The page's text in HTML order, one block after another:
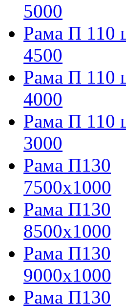
5000
Рама П 110
4500
Рама П 110
4000
Рама П 110
3000
Рама П130
7500х1000
Рама П130
8500х1000
Рама П130
9000х1000
Рама П130